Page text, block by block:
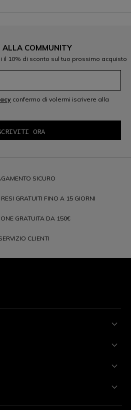
ALLA COMMUNITY
il 10% di sconto sul tuo prossimo acquisto
confermo di volermi iscrivere alla
SICURO
GRATUITI FINO A 15 GIORNI
GRATUITA DA 150€
CLIENTI